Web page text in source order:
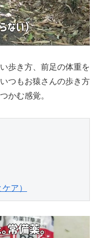
歩き方、前足の体重を
つもお猿さんの歩き方
かむ感覚。
ア）